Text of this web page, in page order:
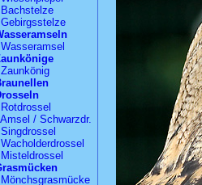
Bachstelze
Gebirgsstelze
Wasseramsel
Zaunkönig
Rotdrossel
Amsel / Schwarzdr.
Singdrossel
Wacholderdrossel
Misteldrossel
Mönchsgrasmücke